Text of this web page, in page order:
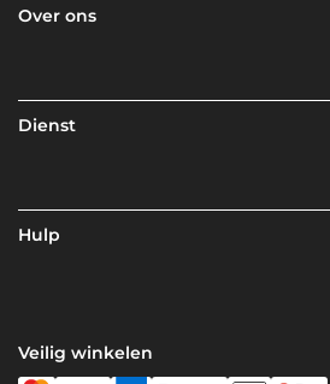
Over ons
Dienst
Hulp
Veilig winkelen